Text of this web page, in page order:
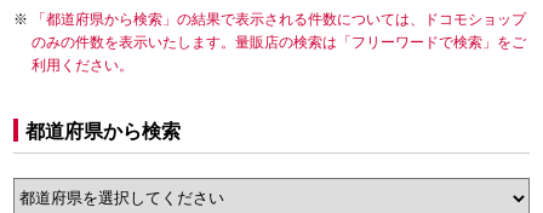
「都道府県から検索」の結果で表示される件数については、ドコモショップ
のみの件数を表示いたします。量販店の検索は「フリーワードで検索」をご
利用ください。
都道府県から検索